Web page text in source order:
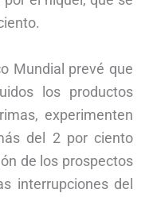
Mundial prevé que
los productos
experimenten
del 2 por ciento
de los prospectos
interrupciones del